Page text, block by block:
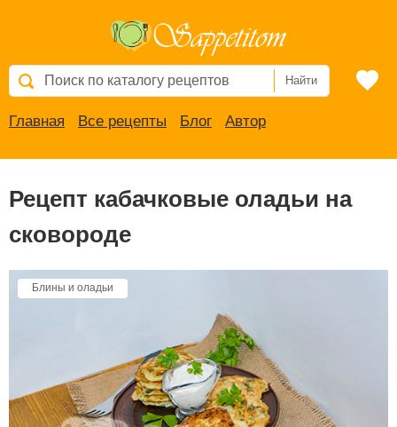
Найти
Главная Все рецепты Блог Автор
Рецепт кабачковые оладьи на
сковороде
Блины и оладьи